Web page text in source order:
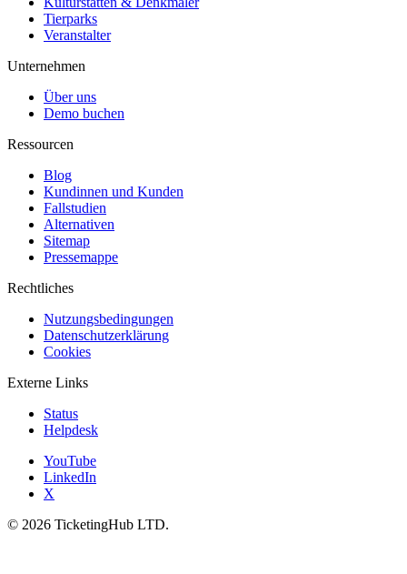
Tierparks
Veranstalter
Unternehmen
Über uns
Demo buchen
Ressourcen
Blog
Kundinnen und Kunden
Fallstudien
Alternativen
Sitemap
Pressemappe
Rechtliches
Nutzungsbedingungen
Datenschutzerklärung
Cookies
Externe Links
Status
Helpdesk
YouTube
LinkedIn
X
© 2026 TicketingHub LTD.